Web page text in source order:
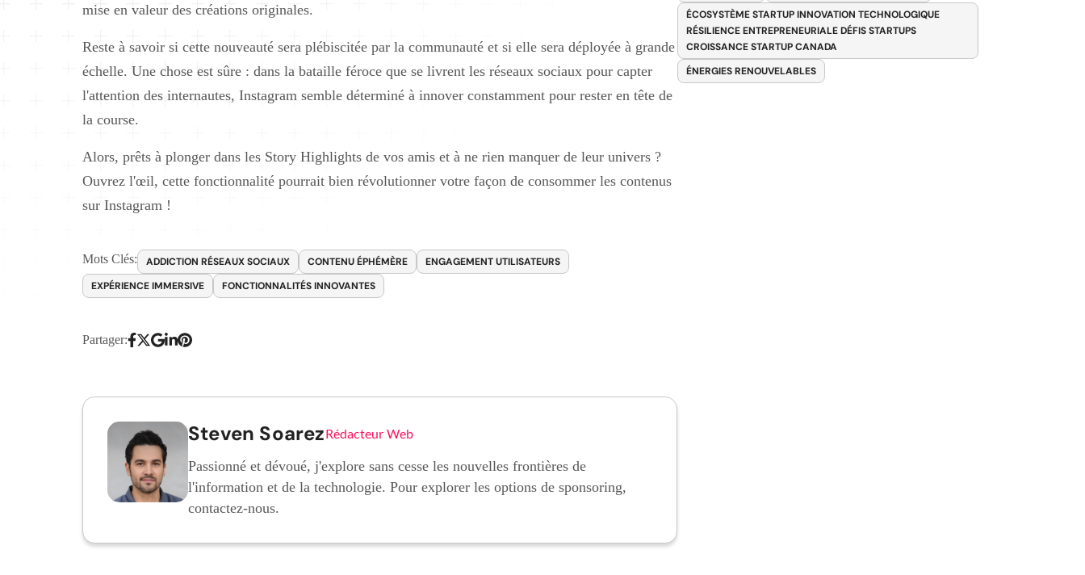
mise en valeur des créations originales.
Reste à savoir si cette nouveauté sera plébiscitée par la communauté et si elle sera déployée à grande
échelle. Une chose est sûre : dans la bataille féroce que se livrent les réseaux sociaux pour capter
l'attention des internautes, Instagram semble déterminé à innover constamment pour rester en tête de
la course.
Alors, prêts à plonger dans les Story Highlights de vos amis et à ne rien manquer de leur univers ?
Ouvrez l'œil, cette fonctionnalité pourrait bien révolutionner votre façon de consommer les contenus
sur Instagram !
Mots Clés: ADDICTION RÉSEAUX SOCIAUX CONTENU ÉPHÉMÈRE
ENGAGEMENT UTILISATEURS
EXPÉRIENCE IMMERSIVE
FONCTIONNALITÉS INNOVANTES
Partager:
Steven SoarezRédacteur Web
Passionné et dévoué, j'explore sans cesse les nouvelles frontières de
l'information et de la technologie. Pour explorer les options de sponsoring,
contactez-nous.
ÉCOSYSTÈME STARTUP INNOVATION TECHNOLOGIQUE
RÉSILIENCE ENTREPRENEURIALE DÉFIS STARTUPS
CROISSANCE STARTUP CANADA
ÉNERGIES RENOUVELABLES